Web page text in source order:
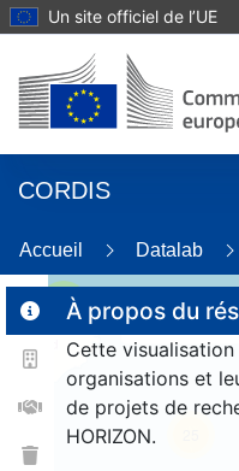
Un site officiel de l’UE
CORDIS
Accueil Datalab
À propos du
Cette
organisations et
de projets de
HORIZON.